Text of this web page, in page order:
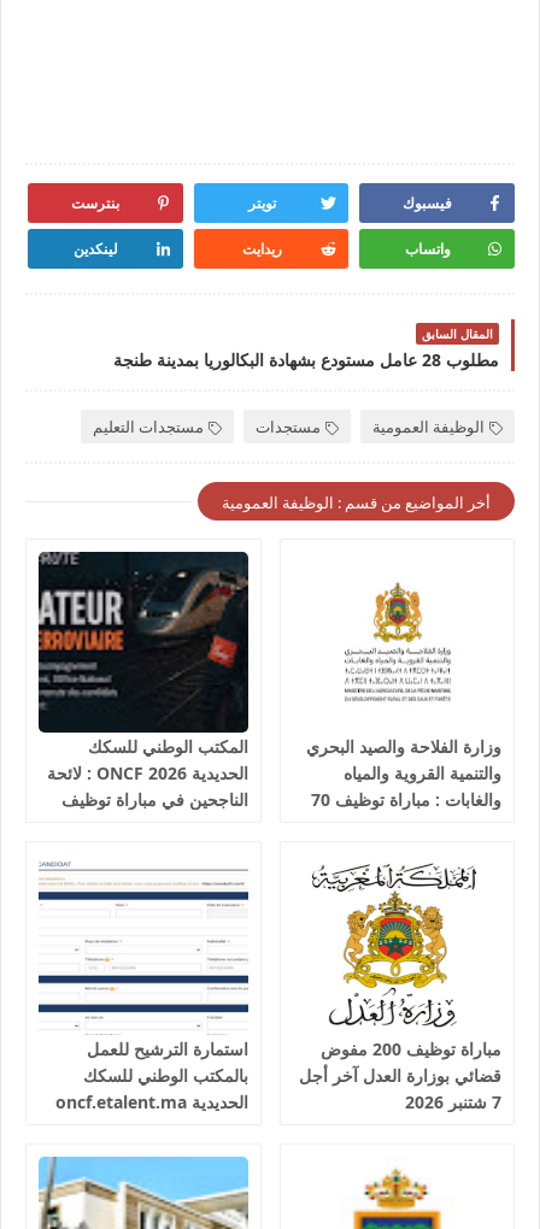
فيسبوك تويتر بنترست
واتساب ريدايت لينكدين
المقال السابق
مطلوب 28 عامل مستودع بشهادة البكالوريا بمدينة طنجة
الوظيفة العمومية مستجدات مستجدات التعليم
أخر المواضيع من قسم : الوظيفة العمومية
وزارة الفلاحة والصيد البحري
والتنمية القروية والمياه
والغابات : مباراة توظيف 70
المكتب الوطني للسكك
الحديدية 2026 ONCF : لائحة
الناجحين في مباراة توظيف
مباراة توظيف 200 مفوض
قضائي بوزارة العدل آخر أجل
7 شتنبر 2026
استمارة الترشيح للعمل
بالمكتب الوطني للسكك
الحديدية oncf.etalent.ma